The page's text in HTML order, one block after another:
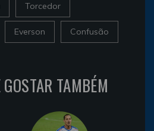
Torcedor
Everson Confusão
TAMBÉM